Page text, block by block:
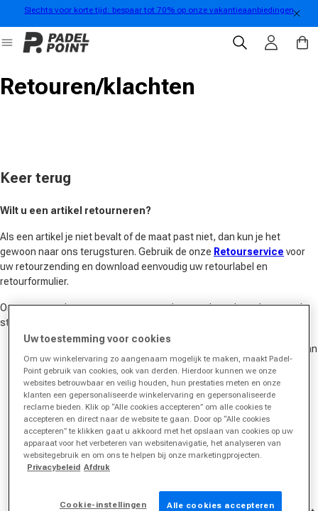
naar de inhoud
Slechts voor korte tijd: bespaar tot 70% op onze vakantieaanbiedingen
Inloggen
Retouren/klachten
Keer terug
Wilt u een artikel retourneren?
Als een artikel je niet bevalt of de maat past niet, dan kun je het
gewoon naar ons terugsturen. Gebruik de onze Retourservice voor
uw retourzending en download eenvoudig uw retourlabel en
retourformulier.
Om een soepel retourproces te garanderen, volgt u de onderstaande
stappen:
Omwille van het milieu verzoeken wij u bij het retourneren van
de bestelde goederen de verzenddoos te gebruiken. Zorg
ervoor dat het artikel en de doos onbeschadigd zijn en
verpak kwetsbare artikelen op de juiste manier.
Maak het retourlabel en de retourbon aan via ons
retourportaal.
Vul het retourformulier in: vul het aantal geretourneerde
artikelen in. Plaats de retourbon in het pakket.
Plak het retourlabel op uw retourpakket, zodat het kreukvrij
Uw toestemming voor cookies
Om uw winkelervaring zo aangenaam mogelijk te maken, maakt Padel-
Point gebruik van cookies, ook van derden. Hierdoor kunnen we onze
websites betrouwbaar en veilig houden, hun prestaties meten en onze
klanten een gepersonaliseerde winkelervaring en gepersonaliseerde
reclame bieden. Klik op “Alle cookies accepteren” om alle cookies te
accepteren en direct naar de website te gaan. Door op “Alle cookies
accepteren” te klikken gaat u akkoord met het opslaan van cookies op uw
apparaat voor het verbeteren van websitenavigatie, het analyseren van
websitegebruik en om ons te helpen bij onze marketingprojecten.
Privacybeleid Afdruk
Cookie-instellingen Alle cookies accepteren